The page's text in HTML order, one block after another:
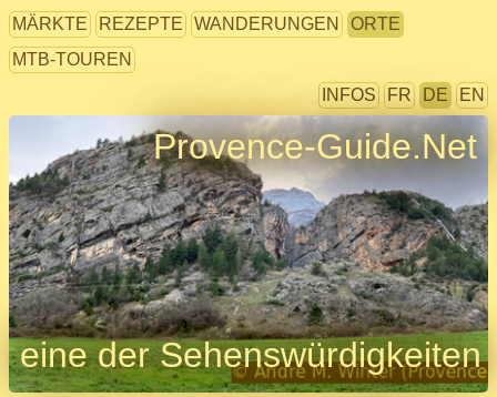
MÄRKTE REZEPTE WANDERUNGEN
ORTE
MTB-TOUREN
INFOS
FR DE EN
Provence-Guide.Net
eine der Sehenswürdigkeiten